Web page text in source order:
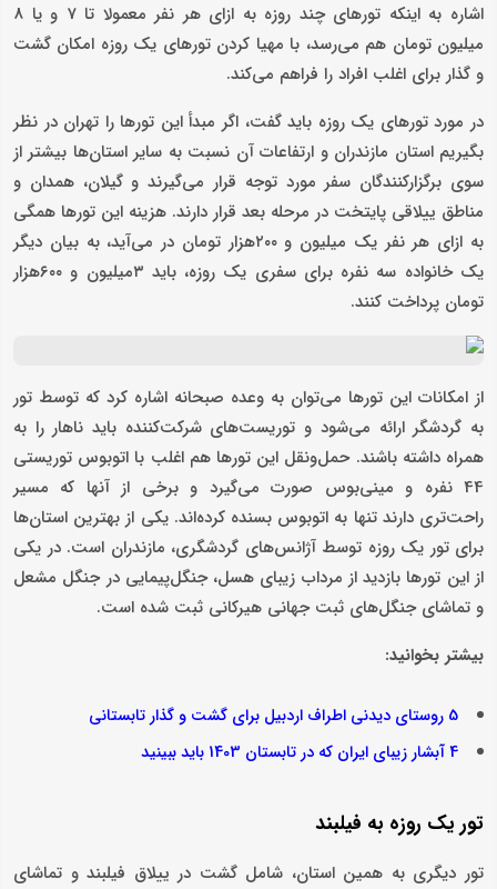
اشاره به اینکه تورهای چند روزه به ازای هر نفر معمولا تا 7 و یا 8
میلیون تومان هم می‌رسد، با مهیا کردن تورهای یک روزه امکان گشت
و گذار برای اغلب افراد را فراهم می‌کند.
در مورد تورهای یک روزه باید گفت، اگر مبدأ این تورها را تهران در نظر
بگیریم استان مازندران و ارتفاعات آن نسبت به سایر استان‌ها بیشتر از
سوی برگزارکنندگان سفر مورد توجه قرار می‌گیرند و گیلان، همدان و
مناطق ییلاقی پایتخت در مرحله بعد قرار دارند. هزینه این تورها همگی
به ازای هر نفر یک میلیون و ۲۰۰‌هزار تومان در می‌آید، به بیان دیگر
یک خانواده سه نفره برای سفری یک روزه، باید ۳میلیون و ۶۰۰‌هزار
تومان پرداخت کنند.
از امکانات این تورها می‌توان به وعده صبحانه اشاره کرد که توسط تور
به گردشگر ارائه می‌شود و توریست‌های شرکت‌کننده باید ناهار را به
همراه داشته باشند. حمل‌ونقل این تورها هم اغلب با اتوبوس توریستی
44 نفره و مینی‌بوس صورت می‌گیرد و برخی از آنها که مسیر
راحت‌تری دارند تنها به اتوبوس بسنده کرده‌‌‌اند. یکی از بهترین استان‌ها
برای تور یک روزه توسط آژانس‌های گردشگری، مازندران‌‌‌ است. در یکی
از این تورها بازدید از مرداب زیبای هسل، جنگل‌پیمایی در جنگل مشعل
و تماشای جنگل‌های ثبت جهانی هیرکانی ثبت شده است.
بیشتر بخوانید:
5 روستای دیدنی اطراف اردبیل برای گشت و گذار تابستانی
4 آبشار زیبای ایران که در تابستان 1403 باید ببینید
تور یک روزه به فیلبند
تور دیگری به همین استان، شامل گشت در ییلاق فیلبند و تماشای